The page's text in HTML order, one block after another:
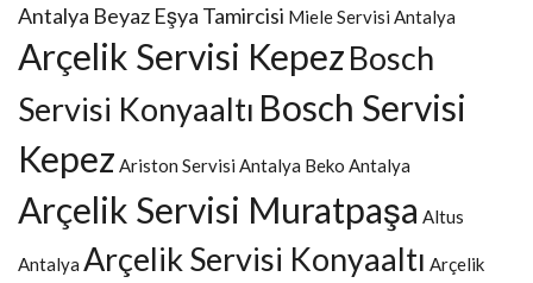
Antalya Beyaz Eşya Tamircisi Miele Servisi Antalya
Arçelik Servisi KepezBosch
Servisi Konyaaltı Bosch Servisi
Kepez Ariston Servisi Antalya Beko Antalya
Arçelik Servisi Muratpaşa Altus
Antalya Arçelik Servisi Konyaaltı Arçelik